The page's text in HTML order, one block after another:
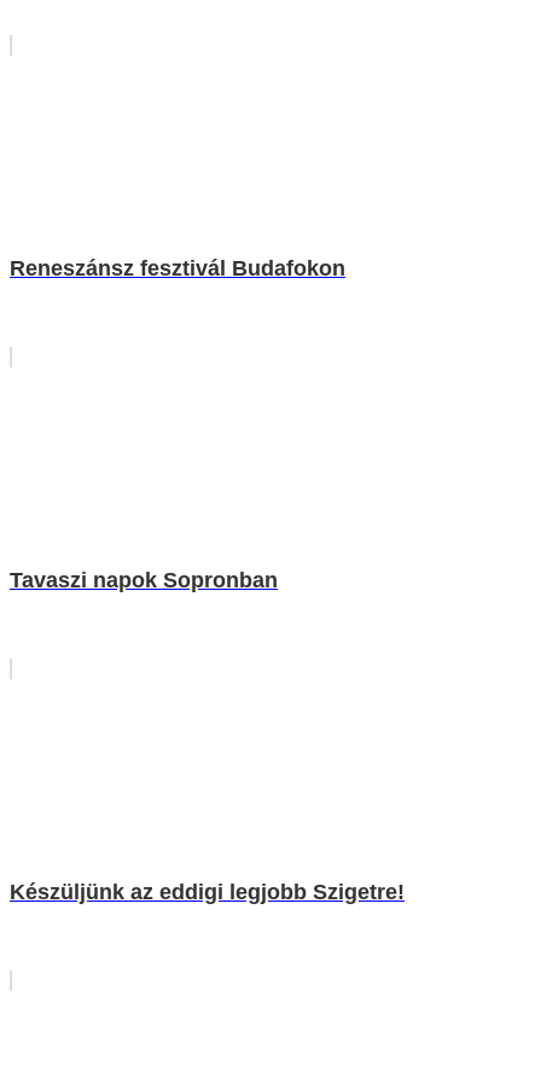
Reneszánsz fesztivál Budafokon
Tavaszi napok Sopronban
Készüljünk az eddigi legjobb Szigetre!